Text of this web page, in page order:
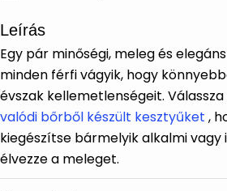
Leírás
Egy pár minőségi, meleg és
minden férfi vágyik, hogy
évszak kellemetlenségeit.
valódi bőrből készült kesztyűket ,
kiegészítse bármelyik alkalmi vagy
élvezze a meleget.